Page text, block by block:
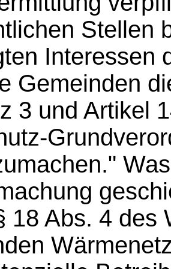
Stellen
Interessen
Gemeinden
3 und Artikel
18 Abs. 4 des